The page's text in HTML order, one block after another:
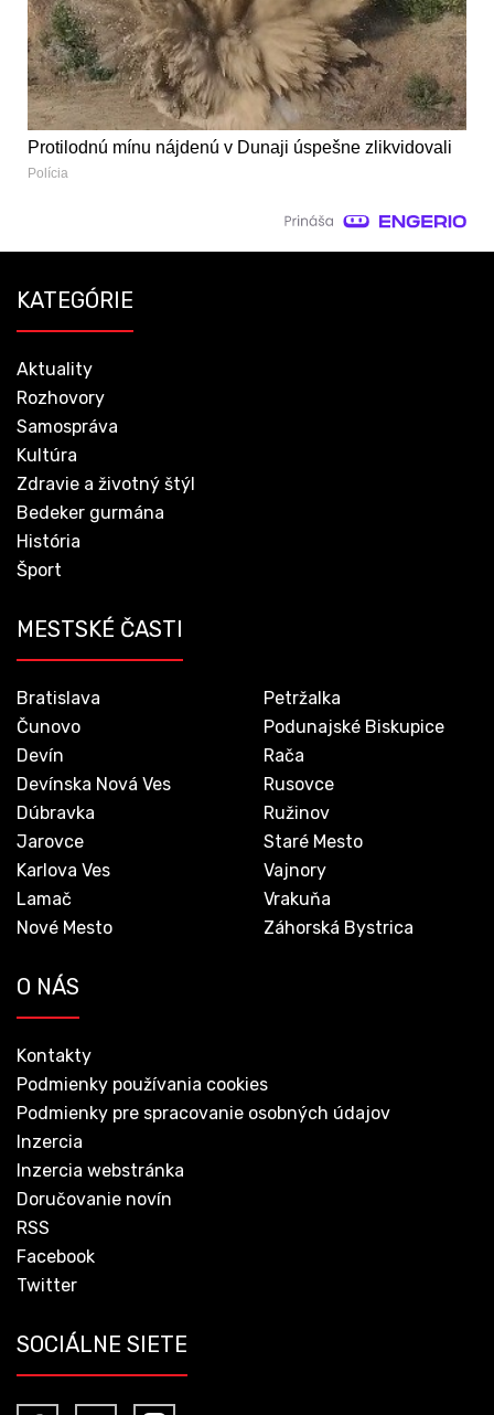
Protilodnú mínu nájdenú v Dunaji úspešne zlikvidovali
Polícia
KATEGÓRIE
Aktuality
Rozhovory
Samospráva
Kultúra
Zdravie a životný štýl
Bedeker gurmána
História
Šport
MESTSKÉ ČASTI
Bratislava
Čunovo
Devín
Devínska Nová Ves
Dúbravka
Jarovce
Karlova Ves
Lamač
Nové Mesto
Petržalka
Podunajské Biskupice
Rača
Rusovce
Ružinov
Staré Mesto
Vajnory
Vrakuňa
Záhorská Bystrica
O NÁS
Kontakty
Podmienky používania cookies
Podmienky pre spracovanie osobných údajov
Inzercia
Inzercia webstránka
Doručovanie novín
RSS
Facebook
Twitter
SOCIÁLNE SIETE